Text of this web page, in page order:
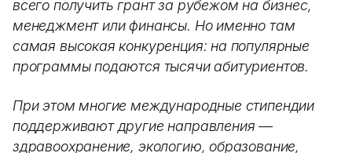
всего получить грант за рубежом на бизнес,
менеджмент или финансы. Но именно там
самая высокая конкуренция: на популярные
программы подаются тысячи абитуриентов.
При этом многие международные стипендии
поддерживают другие направления —
здравоохранение, экологию, образование,